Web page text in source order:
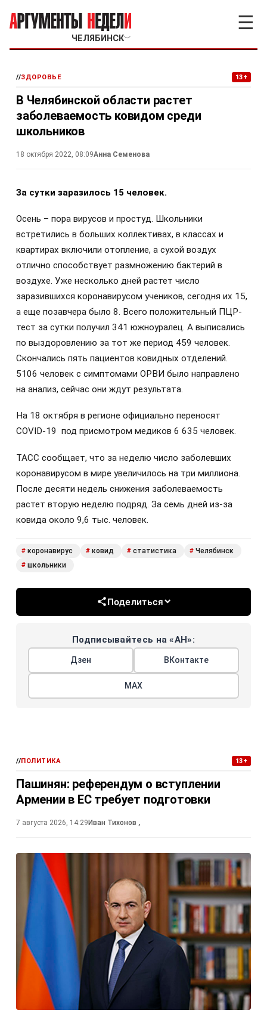
ЧЕЛЯБИНСК﹀
☰
//ЗДОРОВЬЕ 13+
В Челябинской области растет
заболеваемость ковидом среди
школьников
18 октября 2022, 08:09Анна Семенова
За сутки заразилось 15 человек.
Осень – пора вирусов и простуд. Школьники
встретились в больших коллективах, в классах и
квартирах включили отопление, а сухой воздух
отлично способствует размножению бактерий в
воздухе. Уже несколько дней растет число
заразившихся коронавирусом учеников, сегодня их 15,
а еще позавчера было 8. Всего положительный ПЦР-
тест за сутки получил 341 южноуралец. А выписались
по выздоровлению за тот же период 459 человек.
Скончались пять пациентов ковидных отделений.
5106 человек с симптомами ОРВИ было направлено
на анализ, сейчас они ждут результата.
На 18 октября в регионе официально переносят
COVID-19 под присмотром медиков 6 635 человек.
ТАСС сообщает, что за неделю число заболевших
коронавирусом в мире увеличилось на три миллиона.
После десяти недель снижения заболеваемость
растет вторую неделю подряд. За семь дней из-за
ковида около 9,6 тыс. человек.
# коронавирус # ковид # статистика # Челябинск
# школьники
Поделиться
Подписывайтесь на «АН»:
Дзен ВКонтакте
МАХ
//ПОЛИТИКА 13+
Пашинян: референдум о вступлении
Армении в ЕС требует подготовки
7 августа 2026, 14:29 Иван Тихонов ,